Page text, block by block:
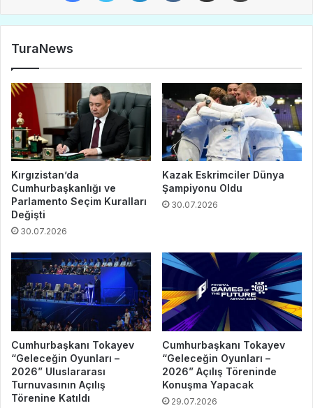
TuraNews
Kırgızistan’da
Cumhurbaşkanlığı ve
Parlamento Seçim Kuralları
Değişti
30.07.2026
Kazak Eskrimciler Dünya
Şampiyonu Oldu
30.07.2026
Cumhurbaşkanı Tokayev
“Geleceğin Oyunları –
2026” Uluslararası
Turnuvasının Açılış
Törenine Katıldı
Cumhurbaşkanı Tokayev
“Geleceğin Oyunları –
2026” Açılış Töreninde
Konuşma Yapacak
29.07.2026